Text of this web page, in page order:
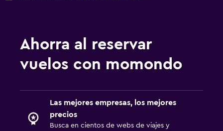
Ahorra al reservar
vuelos con momondo
Las mejores empresas, los mejores
precios
Busca en cientos de webs de viajes y